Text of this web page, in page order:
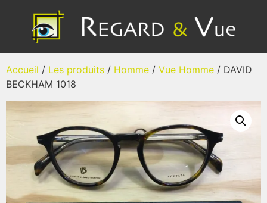
Accueil / Les produits / Homme / Vue Homme / DAVID
BECKHAM 1018